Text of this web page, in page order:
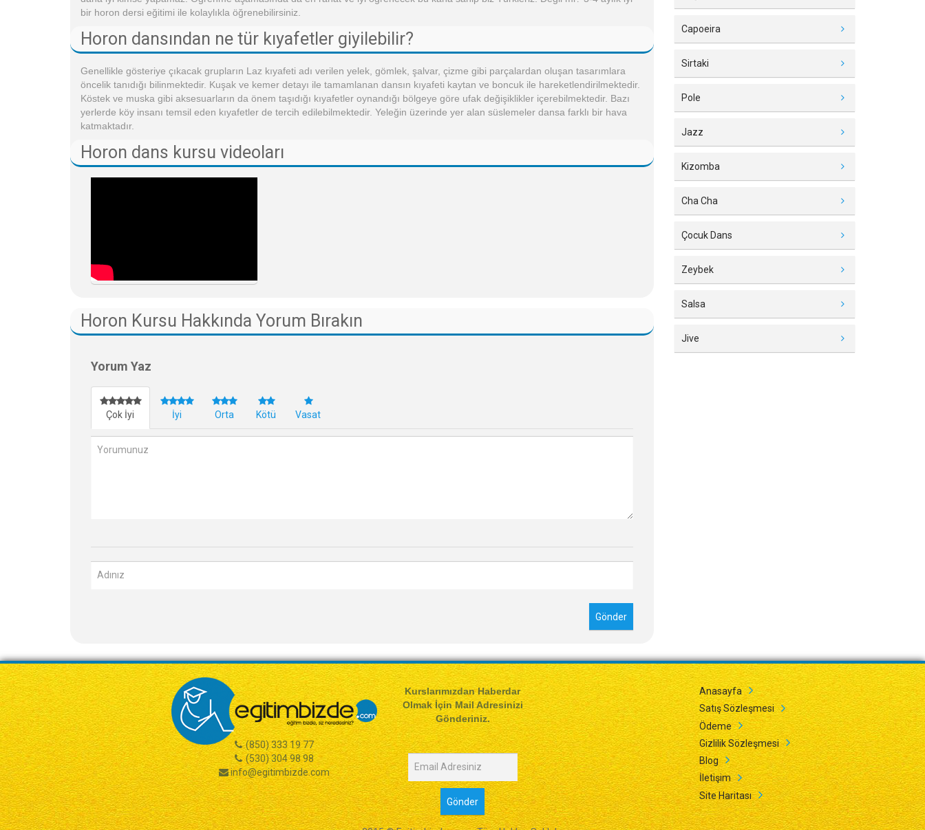
bir horon dersi eğitimi ile kolaylıkla öğrenebilirsiniz.
Horon dansından ne tür kıyafetler giyilebilir?
Genellikle gösteriye çıkacak grupların Laz kıyafeti adı verilen yelek, gömlek, şalvar, çizme gibi parçalardan oluşan tasarımlara
öncelik tanıdığı bilinmektedir. Kuşak ve kemer detayı ile tamamlanan dansın kıyafeti kaytan ve boncuk ile hareketlendirilmektedir.
Köstek ve muska gibi aksesuarların da önem taşıdığı kıyafetler oynandığı bölgeye göre ufak değişiklikler içerebilmektedir. Bazı
yerlerde köy insanı temsil eden kıyafetler de tercih edilebilmektedir. Yeleğin üzerinde yer alan süslemeler dansa farklı bir hava
katmaktadır.
Horon dans kursu videoları
Horon Kursu Hakkında Yorum Bırakın
Yorum Yaz
Çok İyi İyi Orta Kötü Vasat
Capoeira
Sirtaki
Pole
Jazz
Kizomba
Cha Cha
Çocuk Dans
Zeybek
Salsa
Jive
(850) 333 19 77
(530) 304 98 98
info@egitimbizde.com
Kurslarımızdan Haberdar
Olmak İçin Mail Adresinizi
Gönderiniz.
Anasayfa
Satış Sözleşmesi
Ödeme
Gizlilik Sözleşmesi
Blog
İletişim
Site Haritası